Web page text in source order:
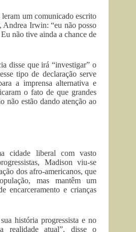
um comunicado escrito
Andrea Irwin: “eu não posso
não tive ainda a chance de
disse que irá “investigar” o
tipo de declaração serve
a imprensa alternativa e
o fato de que grandes
não estão dando atenção ao
cidade liberal com vasto
Madison viu-se
dos afro-americanos, que
mas mantêm um
encarceramento e crianças
história progressista e no
realidade atual”, disse o